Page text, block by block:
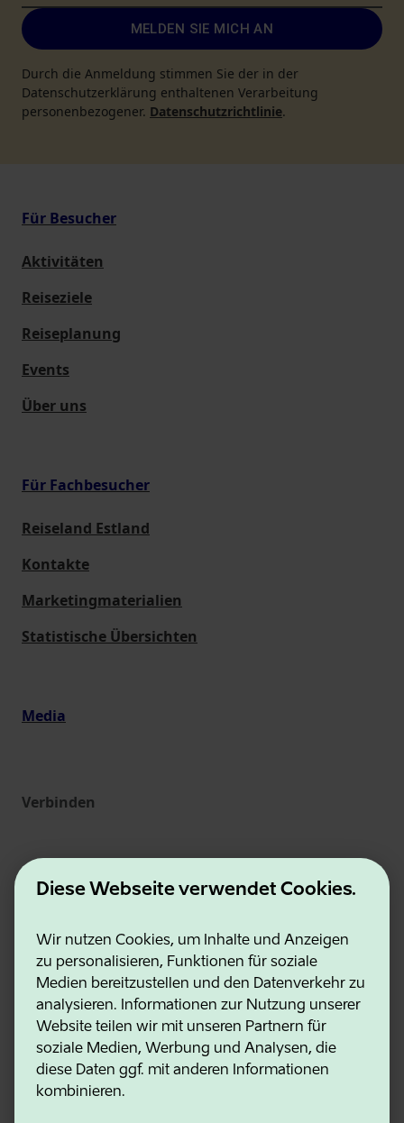
Diese Webseite verwendet Cookies.
Wir nutzen Cookies, um Inhalte und Anzeigen
zu personalisieren, Funktionen für soziale
Medien bereitzustellen und den Datenverkehr zu
analysieren. Informationen zur Nutzung unserer
Website teilen wir mit unseren Partnern für
soziale Medien, Werbung und Analysen, die
diese Daten ggf. mit anderen Informationen
kombinieren.
MELDEN SIE MICH AN
Durch die Anmeldung stimmen Sie der in der
Datenschutzerklärung enthaltenen Verarbeitung
personenbezogener. Datenschutzrichtlinie.
Für Besucher
Aktivitäten
Reiseziele
Reiseplanung
Events
Über uns
Für Fachbesucher
Reiseland Estland
Kontakte
Marketingmaterialien
Statistische Übersichten
Media
Verbinden
Estonian Business and Innovation Agency
Kontakte
Kooperationspartner
Nutzungsbedingungen
Cookie- und Datenschutzrichtlinie